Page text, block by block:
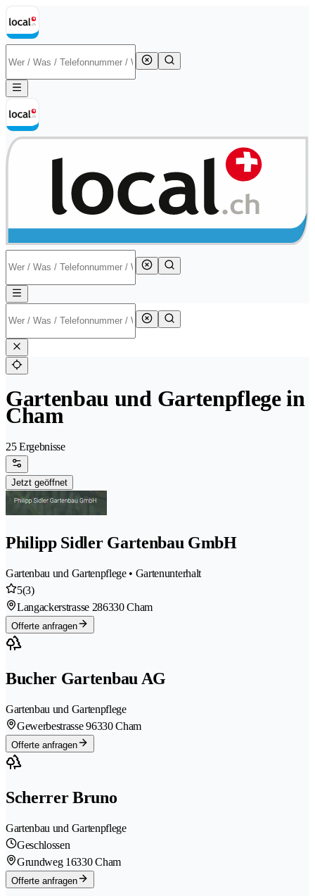
Gartenbau und Gartenpflege in
Cham
25 Ergebnisse
Jetzt geöffnet
Philipp Sidler Gartenbau GmbH
Gartenbau und Gartenpflege • Gartenunterhalt
5(3)
Langackerstrasse 286330 Cham
Offerte anfragen
Bucher Gartenbau AG
Gartenbau und Gartenpflege
Gewerbestrasse 96330 Cham
Offerte anfragen
Scherrer Bruno
Gartenbau und Gartenpflege
Geschlossen
Grundweg 16330 Cham
Offerte anfragen